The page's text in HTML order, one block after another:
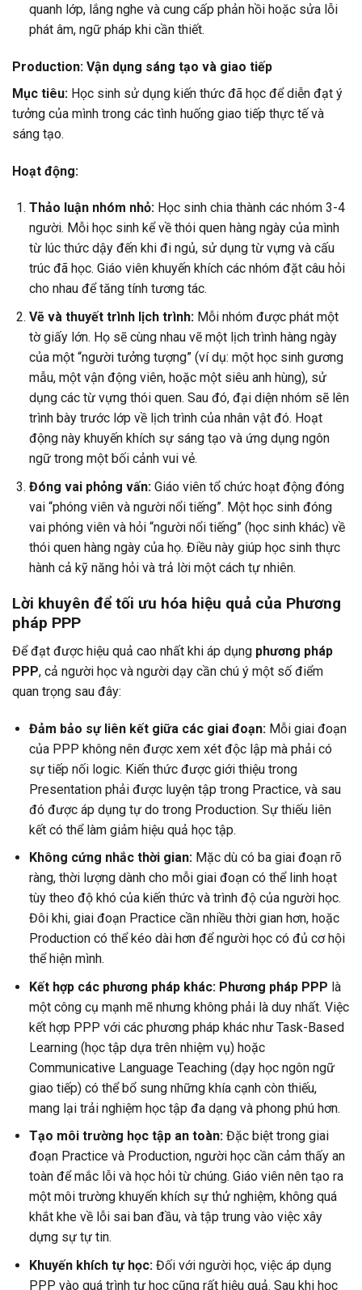
quanh lớp, lắng nghe và cung cấp phản hồi hoặc sửa lỗi
phát âm, ngữ pháp khi cần thiết.
Production: Vận dụng sáng tạo và giao tiếp
Mục tiêu: Học sinh sử dụng kiến thức đã học để diễn đạt ý
tưởng của mình trong các tình huống giao tiếp thực tế và
sáng tạo.
Hoạt động:
Thảo luận nhóm nhỏ:Học sinh chia thành các nhóm 3-4
người. Mỗi học sinh kể về thói quen hàng ngày của mình
từ lúc thức dậy đến khi đi ngủ, sử dụng từ vựng và cấu
trúc đã học. Giáo viên khuyến khích các nhóm đặt câu hỏi
cho nhau để tăng tính tương tác.
Vẽ và thuyết trình lịch trình:Mỗi nhóm được phát một
tờ giấy lớn. Họ sẽ cùng nhau vẽ một lịch trình hàng ngày
của một “người tưởng tượng” (ví dụ: một học sinh gương
mẫu, một vận động viên, hoặc một siêu anh hùng), sử
dụng các từ vựng thói quen. Sau đó, đại diện nhóm sẽ lên
trình bày trước lớp về lịch trình của nhân vật đó. Hoạt
động này khuyến khích sự sáng tạo và ứng dụng ngôn
ngữ trong một bối cảnh vui vẻ.
Đóng vai phỏng vấn:Giáo viên tổ chức hoạt động đóng
vai “phóng viên và người nổi tiếng”. Một học sinh đóng
vai phóng viên và hỏi “người nổi tiếng” (học sinh khác) về
thói quen hàng ngày của họ. Điều này giúp học sinh thực
hành cả kỹ năng hỏi và trả lời một cách tự nhiên.
Lời khuyên để tối ưu hóa hiệu quả của Phương
pháp PPP
Để đạt được hiệu quả cao nhất khi áp dụng phương pháp
PPP, cả người học và người dạy cần chú ý một số điểm
quan trọng sau đây:
Đảm bảo sự liên kết giữa các giai đoạn:Mỗi giai đoạn
của PPP không nên được xem xét độc lập mà phải có
sự tiếp nối logic. Kiến thức được giới thiệu trong
Presentation phải được luyện tập trong Practice, và sau
đó được áp dụng tự do trong Production. Sự thiếu liên
kết có thể làm giảm hiệu quả học tập.
Không cứng nhắc thời gian:Mặc dù có ba giai đoạn rõ
ràng, thời lượng dành cho mỗi giai đoạn có thể linh hoạt
tùy theo độ khó của kiến thức và trình độ của người học.
Đôi khi, giai đoạn Practice cần nhiều thời gian hơn, hoặc
Production có thể kéo dài hơn để người học có đủ cơ hội
thể hiện mình.
Kết hợp các phương pháp khác: Phương pháp PPP là
một công cụ mạnh mẽ nhưng không phải là duy nhất. Việc
kết hợp PPP với các phương pháp khác như Task-Based
Learning (học tập dựa trên nhiệm vụ) hoặc
Communicative Language Teaching (dạy học ngôn ngữ
giao tiếp) có thể bổ sung những khía cạnh còn thiếu,
mang lại trải nghiệm học tập đa dạng và phong phú hơn.
Tạo môi trường học tập an toàn:Đặc biệt trong giai
đoạn Practice và Production, người học cần cảm thấy an
toàn để mắc lỗi và học hỏi từ chúng. Giáo viên nên tạo ra
một môi trường khuyến khích sự thử nghiệm, không quá
khắt khe về lỗi sai ban đầu, và tập trung vào việc xây
dựng sự tự tin.
Khuyến khích tự học:Đối với người học, việc áp dụng
PPP vào quá trình tự học cũng rất hiệu quả. Sau khi học